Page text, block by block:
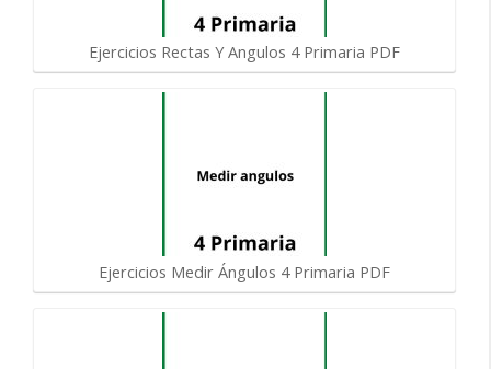
Ejercicios Rectas Y Angulos 4 Primaria PDF
Ejercicios Medir Ángulos 4 Primaria PDF